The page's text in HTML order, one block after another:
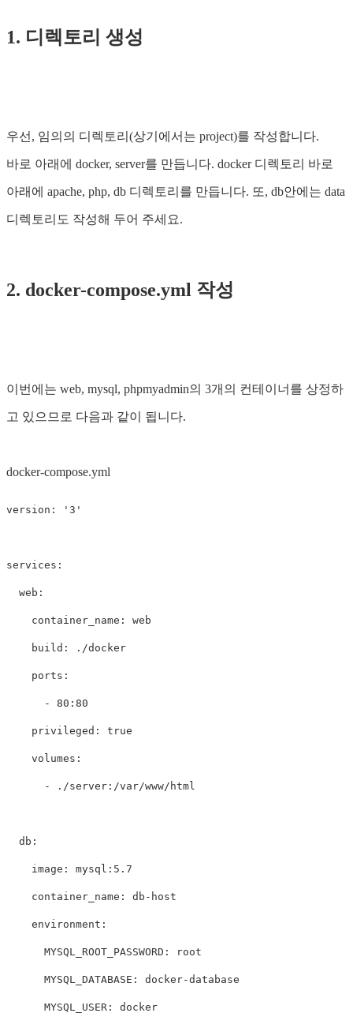
1. 디렉토리 생성
우선, 임의의 디렉토리(상기에서는 project)를 작성합니다.
바로 아래에 docker, server를 만듭니다. docker 디렉토리 바로
아래에 apache, php, db 디렉토리를 만듭니다. 또, db안에는 data
디렉토리도 작성해 두어 주세요.
2. docker-compose.yml 작성
이번에는 web, mysql, phpmyadmin의 3개의 컨테이너를 상정하
고 있으므로 다음과 같이 됩니다.
docker-compose.yml
version : ' 3'
services :
web :
container_name : web
build : ./docker
ports :
- 80:80
privileged : true
volumes :
- ./server:/var/www/html
db :
image : mysql:5.7
container_name : db-host
environment :
MYSQL_ROOT_PASSWORD : root
MYSQL_DATABASE : docker-database
MYSQL_USER : docker